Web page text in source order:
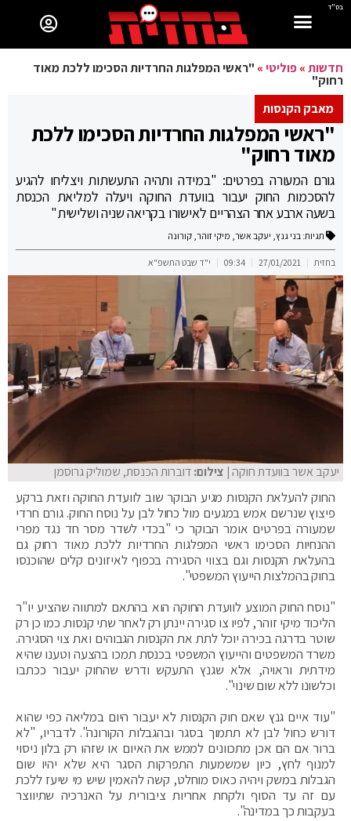
בס"ד
חדשות»פוליטי» "ראשי המפלגות החרדיות הסכימו ללכת מאוד
רחוק"
מאבק הקנסות
"ראשי המפלגות החרדיות הסכימו ללכת
מאוד רחוק"
גורם המעורה בפרטים: "במידה ותהיה התעשתות ויצליחו להגיע
להסכמות החוק יעבור בוועדת החוקה ויעלה למליאת הכנסת
בשעה ארבע אחר הצהריים לאישורו בקריאה שניה ושלישית"
תגיות: בני גנץ, יעקב אשר, מיקי זוהר, קורונה
בחזית 27/01/2021
09:34 י"ד שבט התשפ"א
יעקב אשר בוועדת חוקה| צילום:דוברות הכנסת, שמוליק גרוסמן
החוק להעלאת הקנסות מגיע הבוקר שוב לוועדת החוקה וזאת ברקע
פיצוץ שנרשם אמש במגעים מול כחול לבן על נוסח החוק. גורם חרדי
שמעורה בפרטים אומר הבוקר כי "בכדי לשדר מסר חד נגד מפרי
ההנחיות הסכימו ראשי המפלגות החרדיות ללכת מאוד רחוק גם
בהעלאת הקנסות וגם בצווי הסגירה בכפוף לאיזונים קלים שהוכנסו
בחוק בהמלצות הייעוץ המשפטי".
"נוסח החוק המוצע לוועדת החוקה הוא בהתאם למתווה שהציע יו"ר
הליכוד מיקי זוהר, לפיו צו סגירה יינתן רק לאחר שתי קנסות. כמו כן רק
שוטר בדרגה בכירה יוכל לתת את הקנסות הגבוהים ואת צוי הסגירה.
משרד המשפטים והייעוץ המשפטי בכנסת תמכו בהצעה וטענו שהיא
מידתית וראויה, אלא שגנץ התעקש ודרש שהחוק יעבור ככתבו
וכלשונו ללא שום שינוי".
"עוד איים גנץ שאם חוק הקנסות לא יעבור היום במליאה כפי שהוא
דורש כחול לבן לא תתמוך בסגר ובהגבלות הקורונה". לדבריו, "לא
ברור אם הם אכן מתכוונים לממש את האיום או שזהו רק בלון ניסוי
למנוף לחץ, כיון שמשמעות התפרקות הסגר היא שלא יהיו שום
הגבלות במשק ויהיה כאוס מוחלט, קשה להאמין שיש מי שיעז ללכת
עם זה עד הסוף ולקחת אחריות ציבורית על האנרכיה שתיווצר
בעקבות כך במדינה".